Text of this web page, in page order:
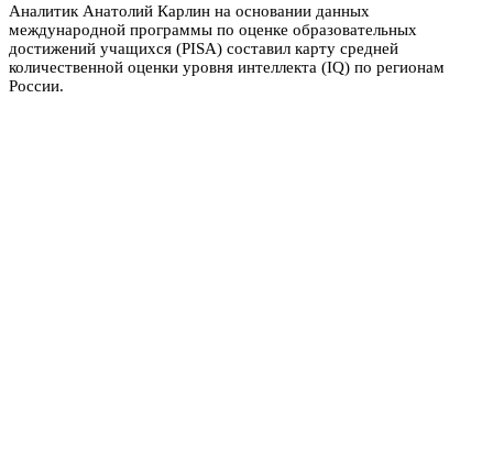
Аналитик Анатолий Карлин на основании данных
международной программы по оценке образовательных
достижений учащихся (PISA) составил карту средней
количественной оценки уровня интеллекта (IQ) по регионам
России.